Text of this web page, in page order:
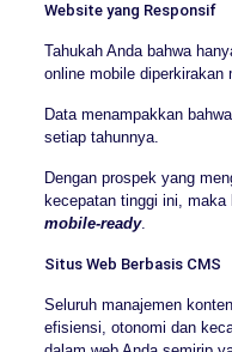
Website yang Responsif
Tahukah Anda bahwa
online mobile diperkirakan
Data menampakkan
setiap tahunnya.
Dengan prospek yang
kecepatan tinggi ini,
mobile-ready.
Situs Web Berbasis CMS
Seluruh manajemen
efisiensi, otonomi dan